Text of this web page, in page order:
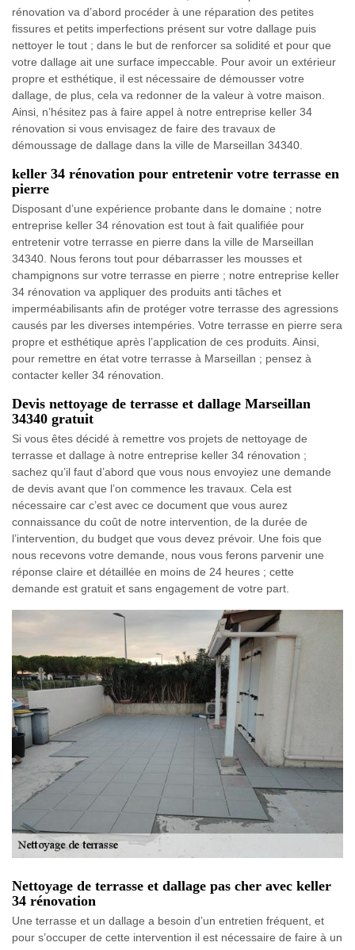
rénovation va d’abord procéder à une réparation des petites
fissures et petits imperfections présent sur votre dallage puis
nettoyer le tout ; dans le but de renforcer sa solidité et pour que
votre dallage ait une surface impeccable. Pour avoir un extérieur
propre et esthétique, il est nécessaire de démousser votre
dallage, de plus, cela va redonner de la valeur à votre maison.
Ainsi, n’hésitez pas à faire appel à notre entreprise keller 34
rénovation si vous envisagez de faire des travaux de
démoussage de dallage dans la ville de Marseillan 34340.
keller 34 rénovation pour entretenir votre terrasse en
pierre
Disposant d’une expérience probante dans le domaine ; notre
entreprise keller 34 rénovation est tout à fait qualifiée pour
entretenir votre terrasse en pierre dans la ville de Marseillan
34340. Nous ferons tout pour débarrasser les mousses et
champignons sur votre terrasse en pierre ; notre entreprise keller
34 rénovation va appliquer des produits anti tâches et
imperméabilisants afin de protéger votre terrasse des agressions
causés par les diverses intempéries. Votre terrasse en pierre sera
propre et esthétique après l’application de ces produits. Ainsi,
pour remettre en état votre terrasse à Marseillan ; pensez à
contacter keller 34 rénovation.
Devis nettoyage de terrasse et dallage Marseillan
34340 gratuit
Si vous êtes décidé à remettre vos projets de nettoyage de
terrasse et dallage à notre entreprise keller 34 rénovation ;
sachez qu’il faut d’abord que vous nous envoyiez une demande
de devis avant que l’on commence les travaux. Cela est
nécessaire car c’est avec ce document que vous aurez
connaissance du coût de notre intervention, de la durée de
l’intervention, du budget que vous devez prévoir. Une fois que
nous recevons votre demande, nous vous ferons parvenir une
réponse claire et détaillée en moins de 24 heures ; cette
demande est gratuit et sans engagement de votre part.
Nettoyage de terrasse et dallage pas cher avec keller
34 rénovation
Une terrasse et un dallage a besoin d’un entretien fréquent, et
pour s’occuper de cette intervention il est nécessaire de faire à un